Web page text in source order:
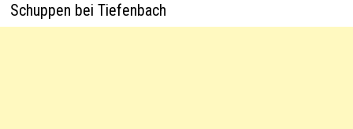
Schuppen bei Tiefenbach